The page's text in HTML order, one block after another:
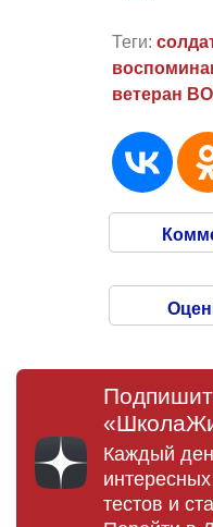
Теги:
ветеран
Каждый
тестов и